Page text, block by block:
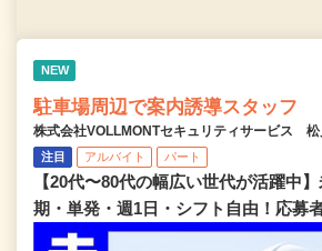
NEW
駐車場周辺で案内誘導スタッフ
株式会社VOLLMONTセキュリティサービス 松
注目 アルバイト パート
【20代〜80代の幅広い世代が活躍中
期・単発・週1日・シフト自由！応募